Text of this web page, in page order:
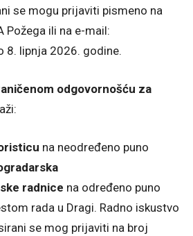
se mogu prijaviti pismeno na
Požega ili na e-mail:
8. lipnja 2026. godine.
odgovornošću za
na neodređeno puno
radnice na određeno puno
rada u Dragi. Radno iskustvo
se mog prijaviti na broj